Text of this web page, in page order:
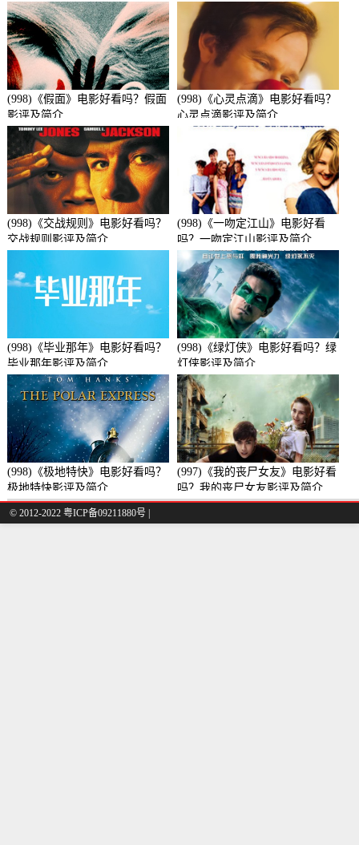
及简介
来袭影评及简介
(998)《假面》电影好看吗？假面
影评及简介
(998)《心灵点滴》电影好看吗？
心灵点滴影评及简介
(998)《交战规则》电影好看吗？
交战规则影评及简介
(998)《一吻定江山》电影好看
吗？一吻定江山影评及简介
(998)《毕业那年》电影好看吗？
毕业那年影评及简介
(998)《绿灯侠》电影好看吗？绿
灯侠影评及简介
(998)《极地特快》电影好看吗？
极地特快影评及简介
(997)《我的丧尸女友》电影好看
吗？我的丧尸女友影评及简介
© 2012-2022 粤ICP备09211880号 |